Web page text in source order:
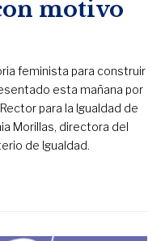
motivo
feminista para construir
esta mañana por
para la Igualdad de
Morillas, directora del
de Igualdad.